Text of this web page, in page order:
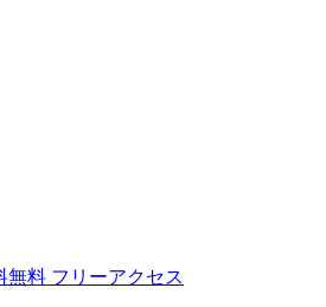
無料 フリーアクセス